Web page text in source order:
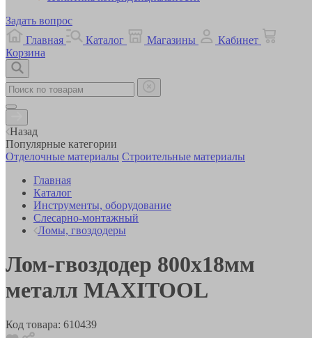
Задать вопрос
Главная
Каталог Магазины
Кабинет
Корзина
Назад
Популярные категории
Отделочные материалы Строительные материалы
Главная
Каталог
Инструменты, оборудование
Слесарно-монтажный
Ломы, гвоздодеры
Лом-гвоздодер 800х18мм
металл MAXITOOL
Код товара: 610439